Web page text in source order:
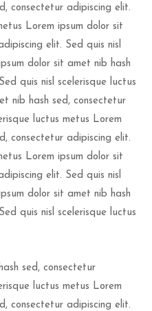
consectetur adipiscing elit.
Lorem ipsum dolor sit
elit. Sed quis nisl
dolor sit amet nib hash
quis nisl scelerisque luctus
nib hash sed, consectetur
luctus metus Lorem
consectetur adipiscing elit.
Lorem ipsum dolor sit
elit. Sed quis nisl
dolor sit amet nib hash
quis nisl scelerisque luctus
sed, consectetur
luctus metus Lorem
consectetur adipiscing elit.